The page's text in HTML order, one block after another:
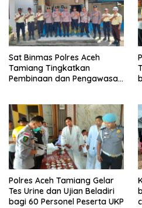
Sat Binmas Polres Aceh
Tamiang Tingkatkan
Pembinaan dan Pengawasan
Polres Aceh Tamiang Gelar
Tes Urine dan Ujian Beladiri
bagi 60 Personel Peserta UKP